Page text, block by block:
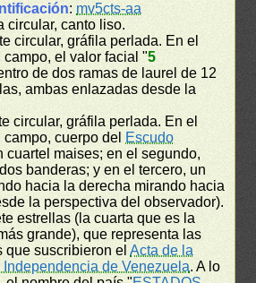
: mv5cts-aa
circular, canto liso.
circular, gráfila perlada. En el
campo, el valor facial "5
de dos ramas de laurel de 12
ambas enlazadas desde la
circular, gráfila perlada. En el
cuerpo del Escudo
cuartel maises; en el segundo,
banderas; y en el tercero, un
hacia la derecha mirando hacia
la perspectiva del observador).
estrellas (la cuarta que es la
grande), que representa las
que suscribieron elActa de la
de Venezuela. A lo